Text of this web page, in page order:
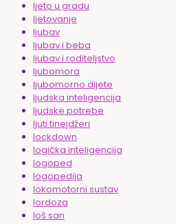
ljeto u gradu
ljetovanje
ljubav
ljubav i beba
ljubav i roditeljstvo
ljubomora
ljubomorno dijete
ljudska inteligencija
ljudske potrebe
ljuti tinejdžeri
lockdown
logička inteligencija
logoped
logopedija
lokomotorni sustav
lordoza
loš san